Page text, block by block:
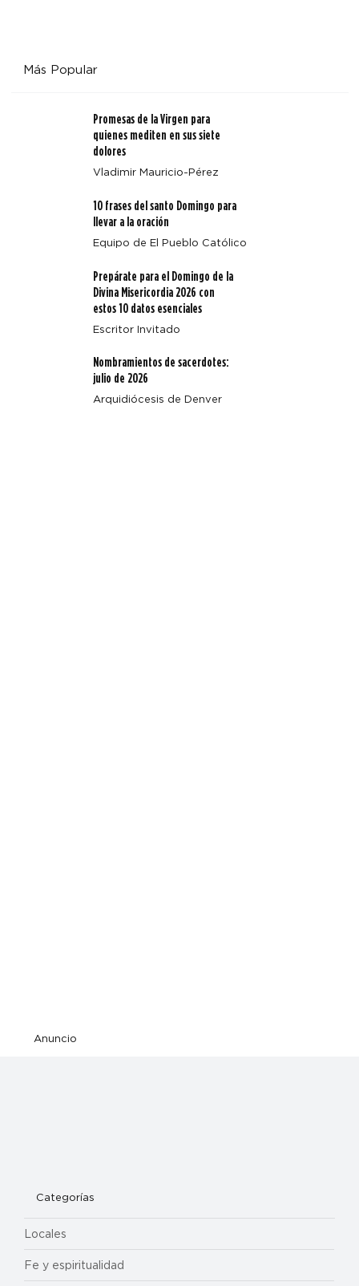
Más Popular
Promesas de la Virgen para
quienes mediten en sus siete
dolores
Vladimir Mauricio-Pérez
10 frases del santo Domingo para
llevar a la oración
Equipo de El Pueblo Católico
Prepárate para el Domingo de la
Divina Misericordia 2026 con
estos 10 datos esenciales
Escritor Invitado
Nombramientos de sacerdotes:
julio de 2026
Arquidiócesis de Denver
Anuncio
Categorías
Locales
Fe y espiritualidad